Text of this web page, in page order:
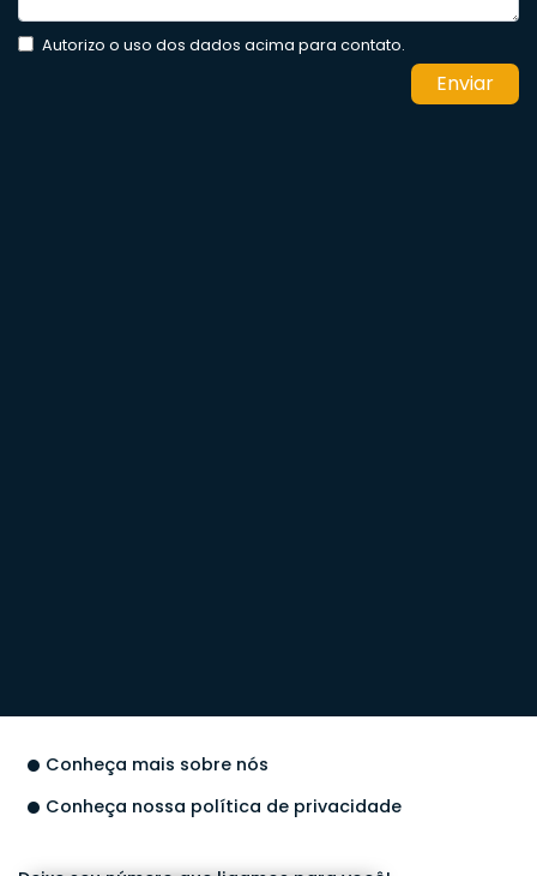
Autorizo o uso dos dados acima para contato.
Enviar
Conheça mais sobre nós
Conheça nossa política de privacidade